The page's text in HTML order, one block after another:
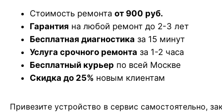
Стоимость ремонта от 900 руб.
Гарантия на любой ремонт до 2-3 лет
Бесплатная диагностика за 15 минут
Услуга срочного ремонта за 1-2 часа
Бесплатный курьер по всей Москве
Скидка до 25% новым клиентам
Привезите устройство в сервис самостоятельно,